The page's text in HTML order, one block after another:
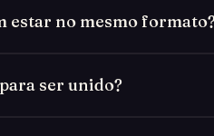
estar no mesmo
ser unido?